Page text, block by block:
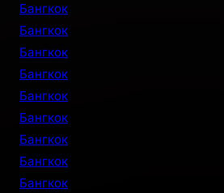
Бангкок
Бангкок
Бангкок
Бангкок
Бангкок
Бангкок
Бангкок
Бангкок
Бангкок